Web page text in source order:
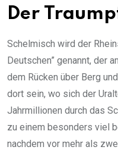
Der
Schelmisch wird der
Deutschen” genannt, der
dem Rücken über Berg
dort sein, wo sich der
Jahrmillionen durch das
zu einem besonders viel
nachdem vor mehr als